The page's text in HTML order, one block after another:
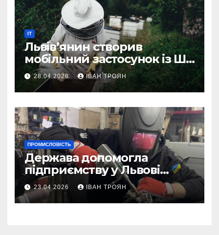
IT
Львів’янин створив
мобільний застосунок із ШІ-
асистентом для бджолярів
28.04.2026 ІВАН ТРОЯН
ПРОМИСЛОВІСТЬ
Держава допомогла
підприємству у Львові
відновити виробничі
потужності після атаки
російського БПЛА
23.04.2026 ІВАН ТРОЯН